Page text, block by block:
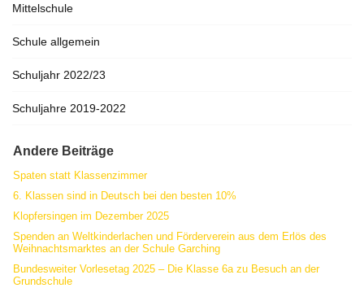
Mittelschule
Schule allgemein
Schuljahr 2022/23
Schuljahre 2019-2022
Andere Beiträge
Spaten statt Klassenzimmer
6. Klassen sind in Deutsch bei den besten 10%
Klopfersingen im Dezember 2025
Spenden an Weltkinderlachen und Förderverein aus dem Erlös des
Weihnachtsmarktes an der Schule Garching
Bundesweiter Vorlesetag 2025 – Die Klasse 6a zu Besuch an der
Grundschule